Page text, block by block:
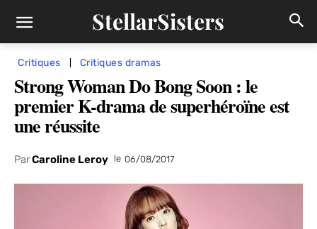
StellarSisters
Critiques Critiques dramas
Strong Woman Do Bong Soon : le
premier K-drama de superhéroïne est
une réussite
ParCaroline Leroy le 06/08/2017